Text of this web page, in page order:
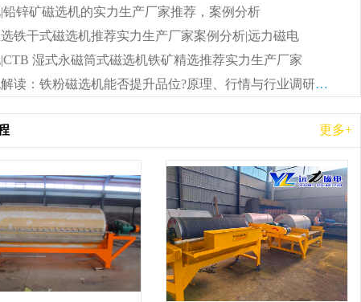
铅锌矿磁选机的实力生产厂家推荐，案例分析
铁干式磁选机推荐实力生产厂家案例分析|远力磁电
湿式永磁筒式磁选机铁矿精选推荐实力生产厂家
远力磁电解读：铁粉磁选机能否提升品位?原理、行情与行业调研参考
更多+